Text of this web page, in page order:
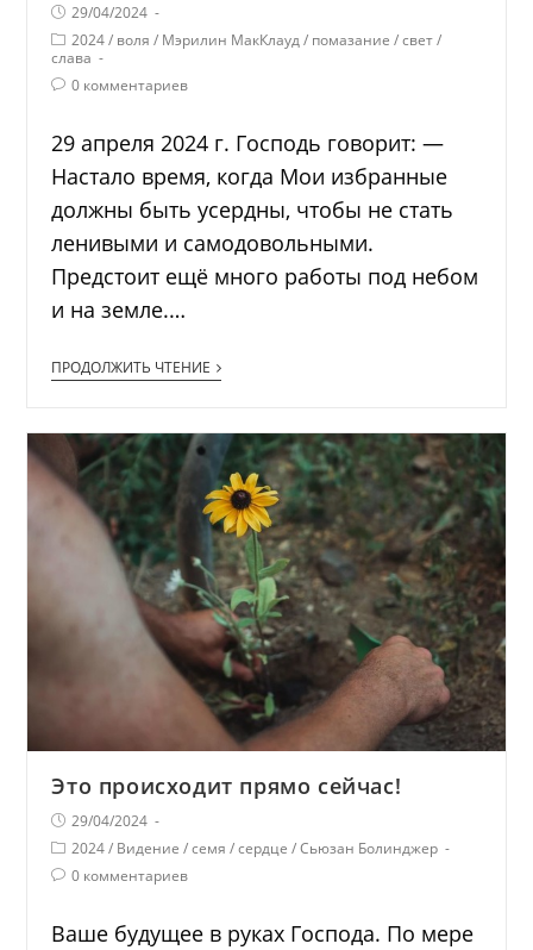
29/04/2024
2024 / воля / Мэрилин МакКлауд / помазание / свет /
слава
0 комментариев
29 апреля 2024 г. Господь говорит: —
Настало время, когда Мои избранные
должны быть усердны, чтобы не стать
ленивыми и самодовольными.
Предстоит ещё много работы под небом
и на земле.…
ПРОДОЛЖИТЬ ЧТЕНИЕ
Это происходит прямо сейчас!
29/04/2024
2024 / Видение / семя / сердце / Сьюзан Болинджер
0 комментариев
Ваше будущее в руках Господа. По мере